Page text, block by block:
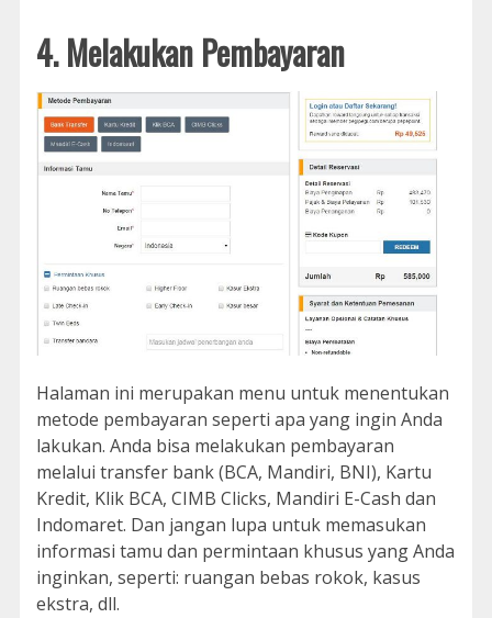
4. Melakukan Pembayaran
Halaman ini merupakan menu untuk menentukan
metode pembayaran seperti apa yang ingin Anda
lakukan. Anda bisa melakukan pembayaran
melalui transfer bank (BCA, Mandiri, BNI), Kartu
Kredit, Klik BCA, CIMB Clicks, Mandiri E-Cash dan
Indomaret. Dan jangan lupa untuk memasukan
informasi tamu dan permintaan khusus yang Anda
inginkan, seperti: ruangan bebas rokok, kasus
ekstra, dll.